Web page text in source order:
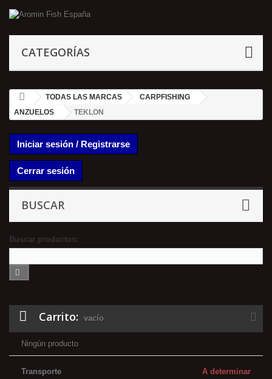
CATEGORÍAS
TODAS LAS MARCAS
CARPFISHING
ANZUELOS
TEKLON
Iniciar sesión / Registrarse
Cerrar sesión
BUSCAR
Buscar productos:
Carrito: vacío
Ningún producto
A determinar
Transporte